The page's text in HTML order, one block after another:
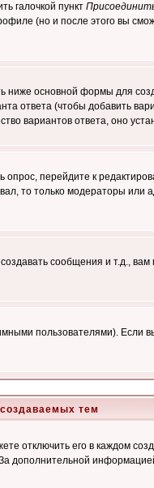
галочкой пункт
(но и после этого вы
ниже основной формы для
ответа (чтобы добавить
вариантов ответа, оно
перейдите к
то только модераторы
сообщения и т.д.,
пользователями). Если
тем
отключить его в каждом
дополнительной